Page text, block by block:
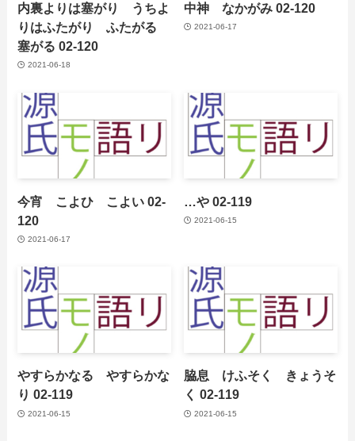
内裏よりは塞がり うちよ
りはふたがり ふたがる
塞がる 02-120
2021-06-18
中神 なかがみ 02-120
2021-06-17
今宵 こよひ こよい 02-
120
2021-06-17
…や 02-119
2021-06-15
やすらかなる やすらかな
り 02-119
2021-06-15
脇息 けふそく きょうそ
く 02-119
2021-06-15